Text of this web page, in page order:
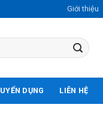
Giới thiệu
DỤNG LIÊN HỆ